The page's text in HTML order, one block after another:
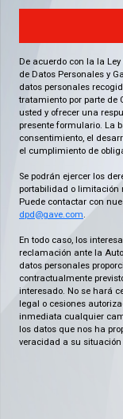
De acuerdo con la la
de Datos Personales y
datos personales
tratamiento por parte de
usted y ofrecer una
presente formulario. La
consentimiento, el
el cumplimiento de
Se podrán ejercer los
portabilidad o limitación
Puede contactar con
dpd@gave.com.
En todo caso, los
reclamación ante la
datos personales
contractualmente
interesado. No se hará
legal o cesiones
inmediata cualquier
los datos que nos ha
veracidad a su